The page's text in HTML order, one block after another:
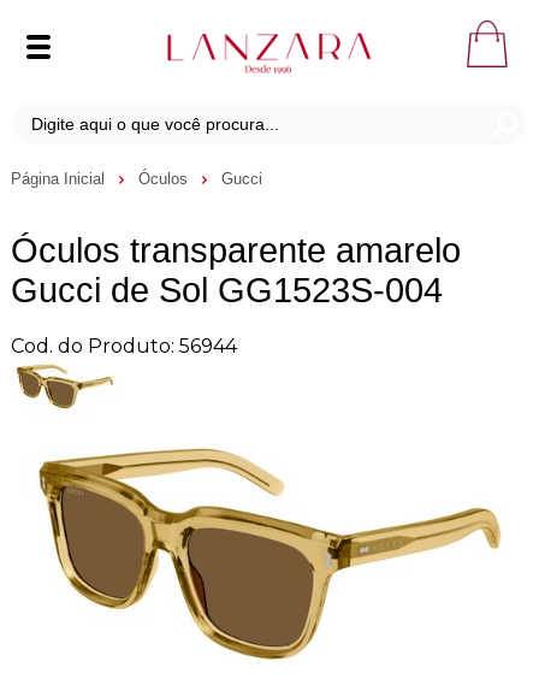
Página Inicial Óculos Gucci
Óculos transparente amarelo
Gucci de Sol GG1523S-004
Cod. do Produto: 56944